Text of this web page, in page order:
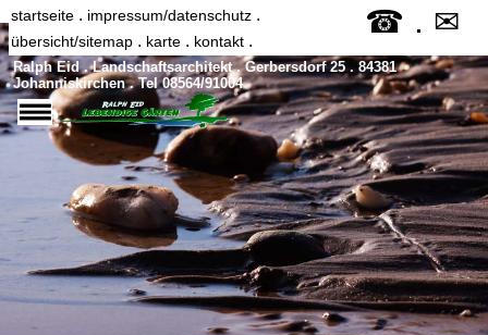
☎ . ✉
startseite. impressum/datenschutz.
übersicht/sitemap. karte. kontakt.
Ralph Eid . Landschaftsarchitekt . Gerbersdorf 25 . 84381
Johanniskirchen . Tel 08564/91004